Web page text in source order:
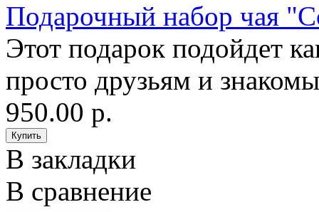
Подарочный набор чая
Этот подарок подойдет
просто друзьям и
950.00 р.
В закладки
В сравнение